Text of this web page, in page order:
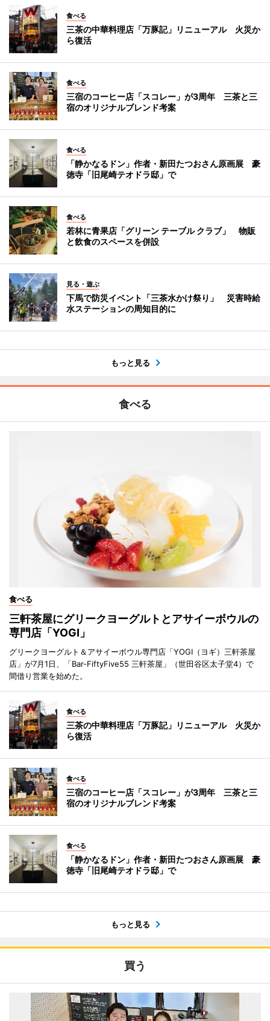
食べる
三茶の中華料理店「万豚記」リニューアル 火災か
ら復活
食べる
三宿のコーヒー店「スコレー」が3周年 三茶と三
宿のオリジナルブレンド考案
食べる
「静かなるドン」作者・新田たつおさん原画展 豪
徳寺「旧尾崎テオドラ邸」で
食べる
若林に青果店「グリーン テーブル クラブ」 物販
と飲食のスペースを併設
見る・遊ぶ
下馬で防災イベント「三茶水かけ祭り」 災害時給
水ステーションの周知目的に
もっと見る
食べる
食べる
三軒茶屋にグリークヨーグルトとアサイーボウルの
専門店「YOGI」
グリークヨーグルト＆アサイーボウル専門店「YOGI（ヨギ）三軒茶屋
店」が7月1日、「Bar-FiftyFive55 三軒茶屋」（世田谷区太子堂4）で
間借り営業を始めた。
食べる
三茶の中華料理店「万豚記」リニューアル 火災か
ら復活
食べる
三宿のコーヒー店「スコレー」が3周年 三茶と三
宿のオリジナルブレンド考案
食べる
「静かなるドン」作者・新田たつおさん原画展 豪
徳寺「旧尾崎テオドラ邸」で
もっと見る
買う